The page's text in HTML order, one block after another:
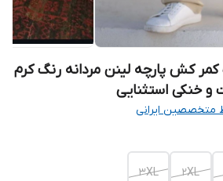
کش پارچه لینن مردانه رنگ کرم
متخصصین ایرانی
2XL
3XL